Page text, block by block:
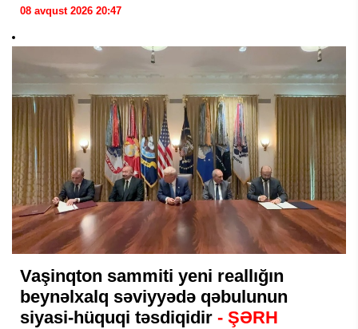
08 avqust 2026 20:47
Vaşinqton sammiti yeni reallığın
beynəlxalq səviyyədə qəbulunun
siyasi-hüquqi təsdiqidir - ŞƏRH